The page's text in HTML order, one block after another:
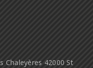
Chaleyères 42000 St